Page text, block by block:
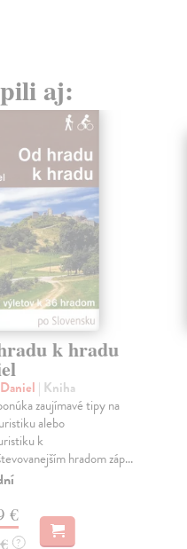
aj:
k hradu
| Kniha
zaujímavé tipy na
alebo
k
hradom záp...
€
?